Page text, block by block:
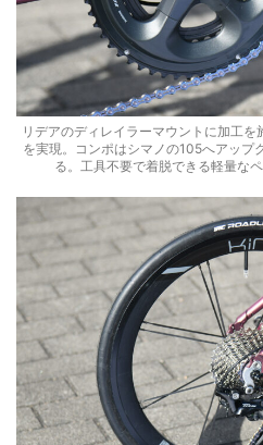
リデアのディレイラーマウントに加工
を実現。コンポはシマノの105へアップ
る。工具不要で着脱できる軽量な